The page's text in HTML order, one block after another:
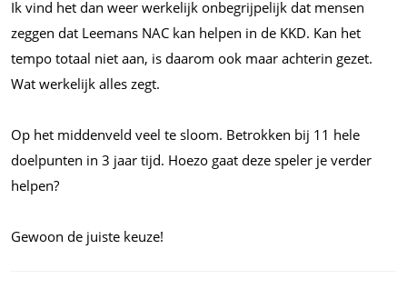
Ik vind het dan weer werkelijk onbegrijpelijk dat mensen
zeggen dat Leemans NAC kan helpen in de KKD. Kan het
tempo totaal niet aan, is daarom ook maar achterin gezet.
Wat werkelijk alles zegt.
Op het middenveld veel te sloom. Betrokken bij 11 hele
doelpunten in 3 jaar tijd. Hoezo gaat deze speler je verder
helpen?
Gewoon de juiste keuze!